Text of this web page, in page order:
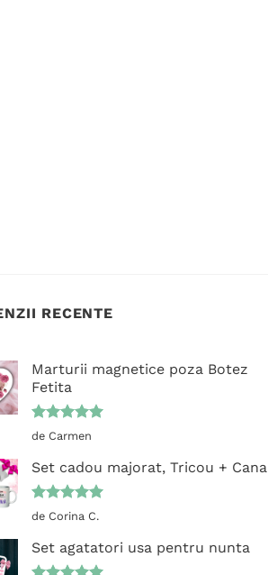
RECENTE
Marturii magnetice poza Botez
Fetita
Evaluat la
de Carmen
Set cadou majorat, Tricou + Cana
Evaluat la
de Corina C.
Set agatatori usa pentru nunta